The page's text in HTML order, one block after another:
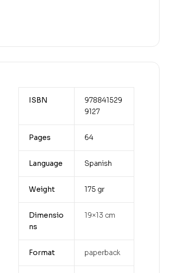
ISBN
978841529
9127
Pages 64
Language Spanish
Weight 175 gr
Dimensio
ns
19×13 cm
Format paperback